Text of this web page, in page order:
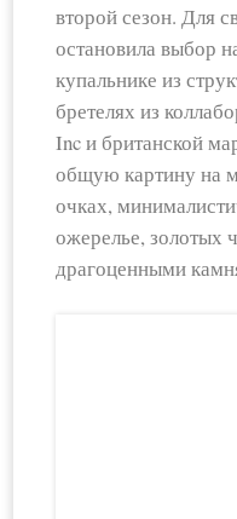
второй сезон. Для
остановила выбор
купальнике из
бретелях из
Inc и британской
общую картину на
очках,
ожерелье, золотых
драгоценными